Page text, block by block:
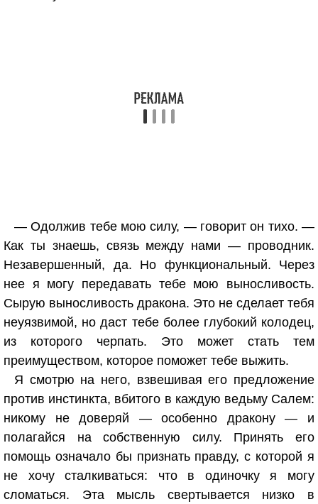
— Одолжив тебе мою силу, — говорит он тихо. —
Как ты знаешь, связь между нами — проводник.
Незавершенный, да. Но функциональный. Через
нее я могу передавать тебе мою выносливость.
Сырую выносливость дракона. Это не сделает тебя
неуязвимой, но даст тебе более глубокий колодец,
из которого черпать. Это может стать тем
преимуществом, которое поможет тебе выжить.
Я смотрю на него, взвешивая его предложение
против инстинкта, вбитого в каждую ведьму Салем:
никому не доверяй — особенно дракону — и
полагайся на собственную силу. Принять его
помощь означало бы признать правду, с которой я
не хочу сталкиваться: что в одиночку я могу
сломаться. Эта мысль свертывается низко в